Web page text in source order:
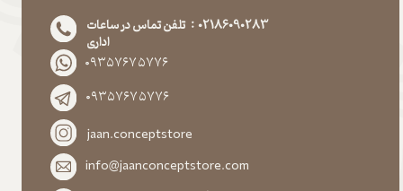
02186090283 : تلفن تماس در ساعات
اداری
۰۹۳۵۷۶۷۵۷۷۶
۰۹۳۵۷۶۷۵۷۷۶
jaan.conceptstore
info@jaanconceptstore.com